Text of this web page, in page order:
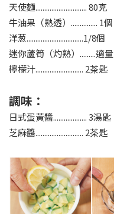
天使麵............................. 80克
牛油果（熟透）............... 1個
洋葱................................1/8個
迷你蘆筍（灼熟）.........適量
檸檬汁........................... 2茶匙
調味：
日式蛋黃醬................... 3湯匙
芝麻醬........................... 2茶匙